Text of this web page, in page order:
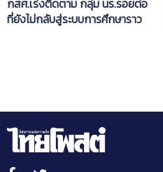
กสศ.เร่งติดตาม กลุ่ม นร.รอยต่อ
ที่ยังไม่กลับสู่ระบบการศึกษาราว